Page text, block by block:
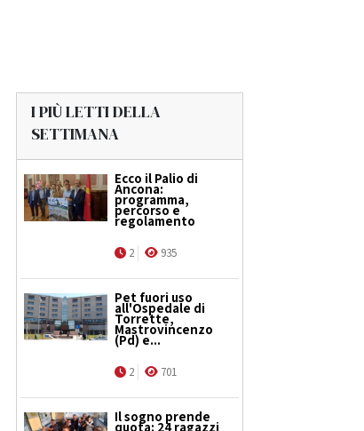
I PIÙ LETTI DELLA
SETTIMANA
Ecco il Palio di
Ancona:
programma,
percorso e
regolamento
2 935
Pet fuori uso
all'Ospedale di
Torrette,
Mastrovincenzo
(Pd) e...
2 701
Il sogno prende